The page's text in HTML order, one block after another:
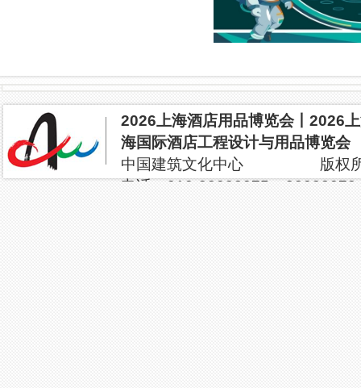
2026上海酒店用品博览会丨2026
海国际酒店工程设计与用品博览会
中国建筑文化中心 版权所
电话：010-88082075